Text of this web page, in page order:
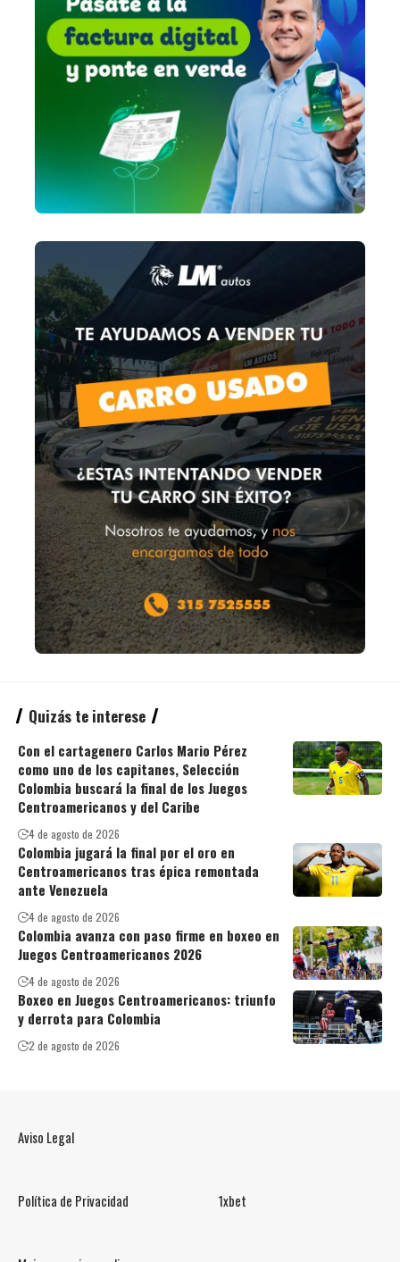
Quizás te interese
Con el cartagenero Carlos Mario Pérez
como uno de los capitanes, Selección
Colombia buscará la final de los Juegos
Centroamericanos y del Caribe
4 de agosto de 2026
Colombia jugará la final por el oro en
Centroamericanos tras épica remontada
ante Venezuela
4 de agosto de 2026
Colombia avanza con paso firme en boxeo en
Juegos Centroamericanos 2026
4 de agosto de 2026
Boxeo en Juegos Centroamericanos: triunfo
y derrota para Colombia
2 de agosto de 2026
Aviso Legal
Política de Privacidad 1xbet